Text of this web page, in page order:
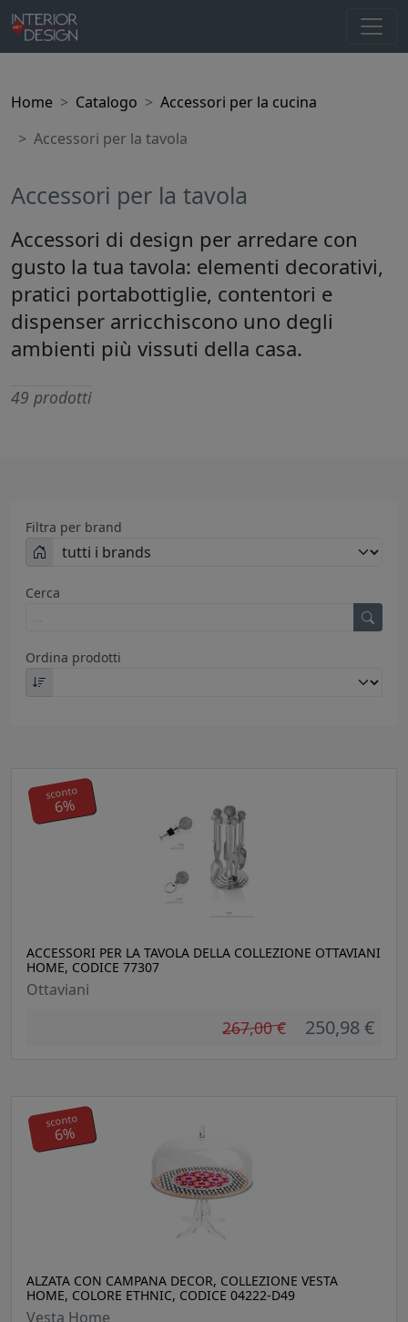
Home Catalogo
Accessori per la cucina
Accessori per la tavola
Accessori per la tavola
Accessori di design per arredare con
gusto la tua tavola: elementi decorativi,
pratici portabottiglie, contentori e
dispenser arricchiscono uno degli
ambienti più vissuti della casa.
49 prodotti
Filtra per brand
Cerca
Ordina prodotti
ACCESSORI PER LA TAVOLA DELLA COLLEZIONE OTTAVIANI
HOME, CODICE 77307
Ottaviani
267,00 € 250,98 €
sconto
6%
ALZATA CON CAMPANA DECOR, COLLEZIONE VESTA
HOME, COLORE ETHNIC, CODICE 04222-D49
Vesta Home
sconto
6%